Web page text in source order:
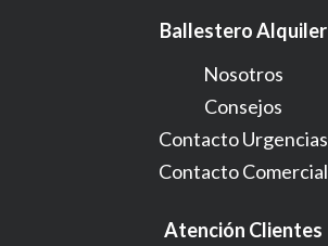
Ballestero Alquiler
Nosotros
Consejos
Contacto Urgencias
Contacto Comercial
Atención Clientes